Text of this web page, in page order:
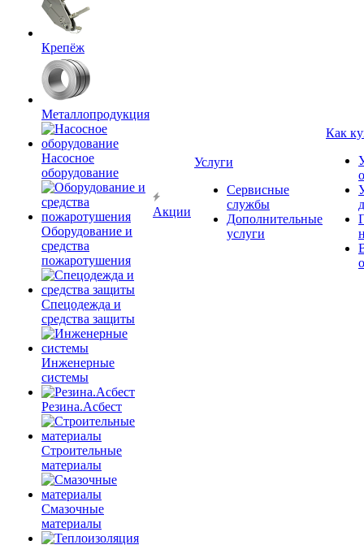
Крепёж
Металлопродукция
Насосное
оборудование
Оборудование и
средства
пожаротушения
Спецодежда и
средства защиты
Инженерные
системы
Резина.Асбест
Строительные
материалы
Смазочные
материалы
Акции
Услуги
Сервисные
службы
Дополнительные
услуги
Как